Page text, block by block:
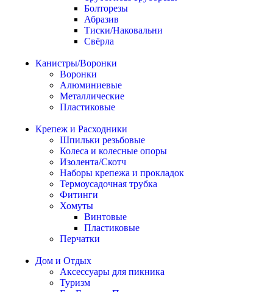
Болторезы
Абразив
Тиски/Наковальни
Свёрла
Канистры/Воронки
Воронки
Алюминиевые
Металлические
Пластиковые
Крепеж и Расходники
Шпильки резьбовые
Колеса и колесные опоры
Изолента/Скотч
Наборы крепежа и прокладок
Термоусадочная трубка
Фитинги
Хомуты
Винтовые
Пластиковые
Перчатки
Дом и Отдых
Аксессуары для пикника
Туризм